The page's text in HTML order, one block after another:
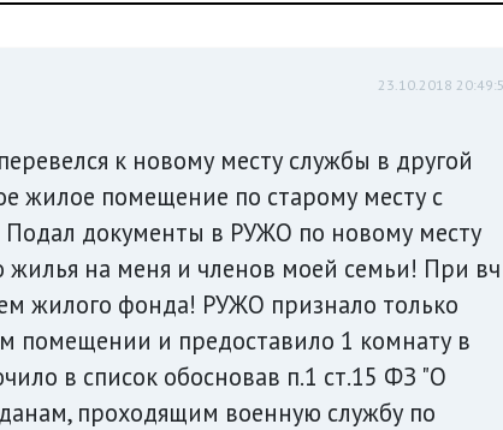
23.10.2018
к новому месту службы в другой
жилое помещение по старому месту с
документы в РУЖО по новому месту
жилья на меня и членов моей семьи! При вч
жилого фонда! РУЖО признало только
и предоставило 1 комнату в
в список обосновав п.1 ст.15 ФЗ "О
проходящим военную службу по